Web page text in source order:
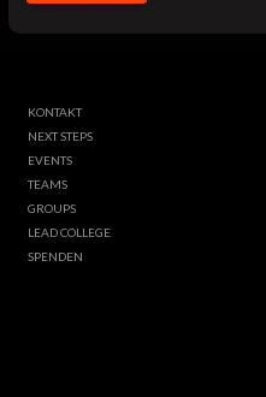
KONTAKT
NEXT STEPS
EVENTS
TEAMS
GROUPS
LEAD COLLEGE
SPENDEN